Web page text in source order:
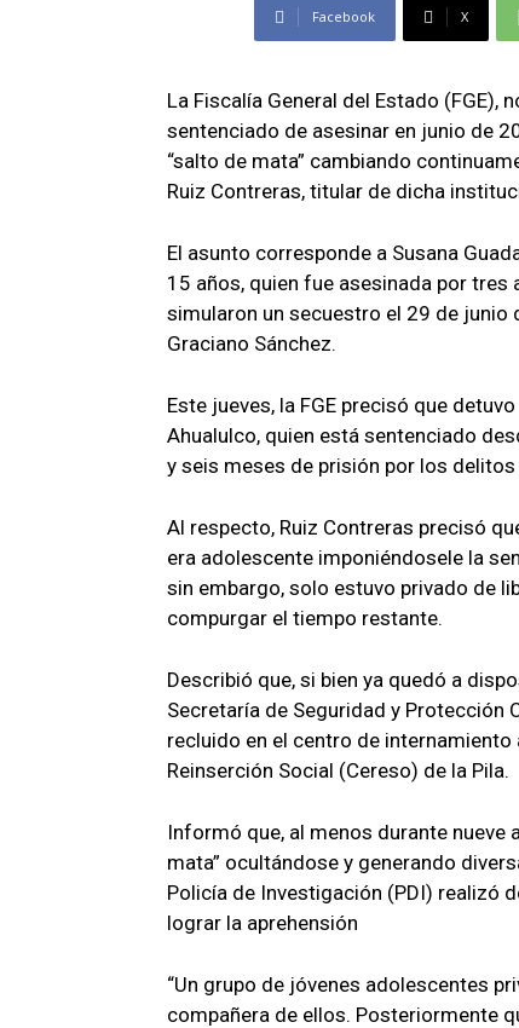
Facebook X
La Fiscalía General del Estado (FGE),
sentenciado de asesinar en junio de
“salto de mata” cambiando
Ruiz Contreras, titular de dicha
El asunto corresponde a Susana
15 años, quien fue asesinada por tres
simularon un secuestro el 29 de junio
Graciano Sánchez.
Este jueves, la FGE precisó que
Ahualulco, quien está sentenciado
y seis meses de prisión por los
Al respecto, Ruiz Contreras precisó
era adolescente imponiéndosele la
sin embargo, solo estuvo privado de
compurgar el tiempo restante.
Describió que, si bien ya quedó a
Secretaría de Seguridad y Protección
recluido en el centro de
Reinserción Social (Cereso) de la Pila.
Informó que, al menos durante nueve
mata” ocultándose y generando
Policía de Investigación (PDI) realizó
lograr la aprehensión
“Un grupo de jóvenes adolescentes
compañera de ellos. Posteriormente